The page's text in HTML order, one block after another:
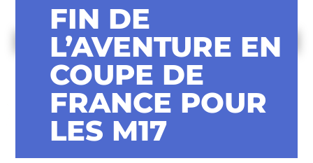
FIN DE
L’AVENTURE EN
COUPE DE
FRANCE POUR
LES M17